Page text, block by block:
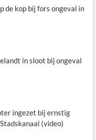
de kop bij fors ongeval in
in sloot bij ongeval
ingezet bij ernstig
(video)